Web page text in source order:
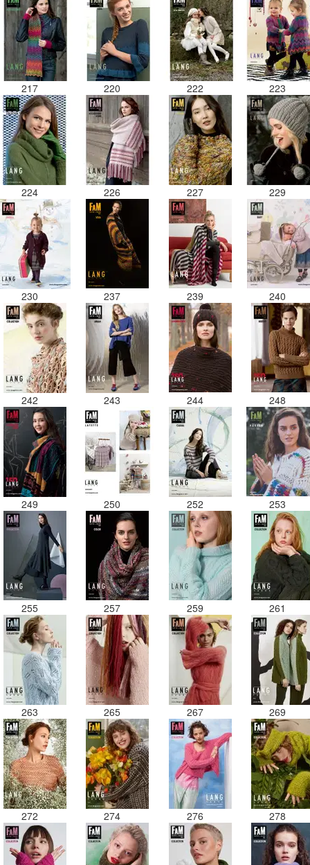
217 220 222 223
224 226 227 229
230 237 239 240
242 243 244 248
249 250 252 253
255 257 259 261
263 265 267 269
272 274 276 278